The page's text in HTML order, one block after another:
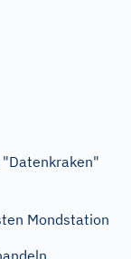
Mondstation